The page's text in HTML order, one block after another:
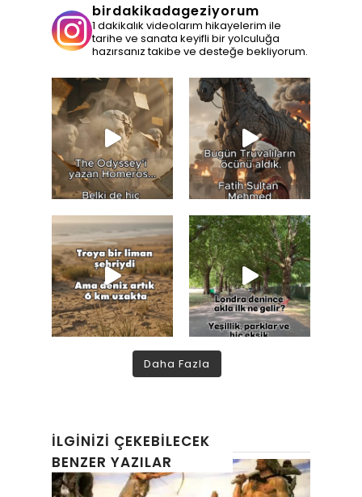
birdakikadageziyorum
1 dakikalık videolarım hikayelerim ile
tarihe ve sanata keyifli bir yolculuğa
hazırsanız takibe ve desteğe bekliyorum.
Daha Fazla
İLGINIZI ÇEKEBILECEK
BENZER YAZILAR